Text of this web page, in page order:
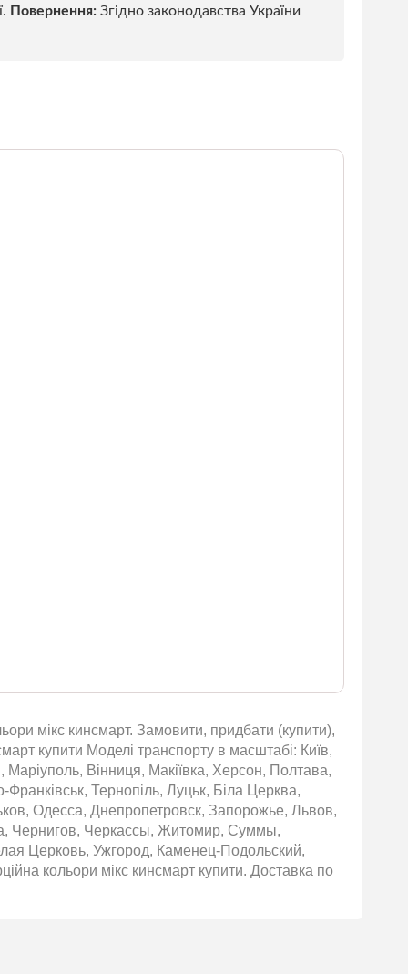
ї. Повернення: Згідно законодавства України
мікс кинсмарт. Замовити, придбати (купити),
купити Моделі транспорту в масштабі: Київ,
Маріуполь, Вінниця, Макіївка, Херсон, Полтава,
Тернопіль, Луцьк, Біла Церква,
Одесса, Днепропетровск, Запорожье, Львов,
Чернигов, Черкассы, Житомир, Суммы,
Церковь, Ужгород, Каменец-Подольский,
кольори мікс кинсмарт купити. Доставка по